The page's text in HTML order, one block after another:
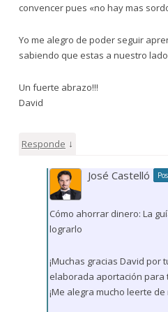
convencer pues «no hay mas
Yo me alegro de poder seguir
sabiendo que estas a nuestro
Un fuerte abrazo!!!
David
Responde ↓
José Castelló
Cómo ahorrar dinero: La
lograrlo
¡Muchas gracias David por
elaborada aportación para
¡Me alegra mucho leerte